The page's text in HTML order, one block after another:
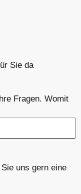
Sie da
Fragen. Womit
uns gern eine